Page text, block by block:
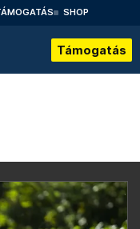
SHOP
Támogatás